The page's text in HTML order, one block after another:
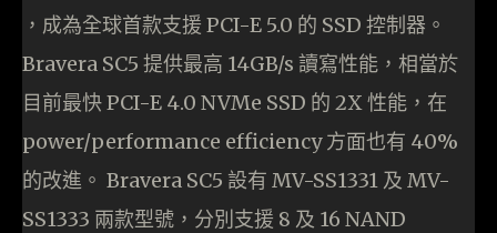
，成為全球首款支援 PCI-E 5.0 的 SSD 控制器。
Bravera SC5 提供最高 14GB/s 讀寫性能，相當於
目前最快 PCI-E 4.0 NVMe SSD 的 2X 性能，在
power/performance efficiency 方面也有 40%
的改進。 Bravera SC5 設有 MV-SS1331 及 MV-
SS1333 兩款型號，分別支援 8 及 16 NAND